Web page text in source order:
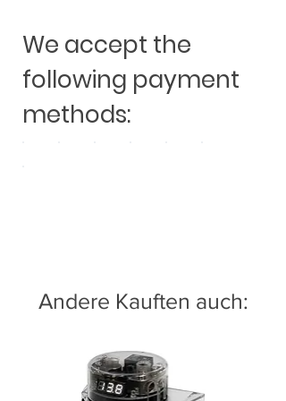
We accept the
following payment
methods:
Andere Kauften auch: